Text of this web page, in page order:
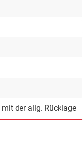
der allg. Rücklage